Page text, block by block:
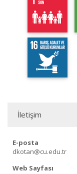
İletişim
E-posta
dkotan@cu.edu.tr
Web Sayfası